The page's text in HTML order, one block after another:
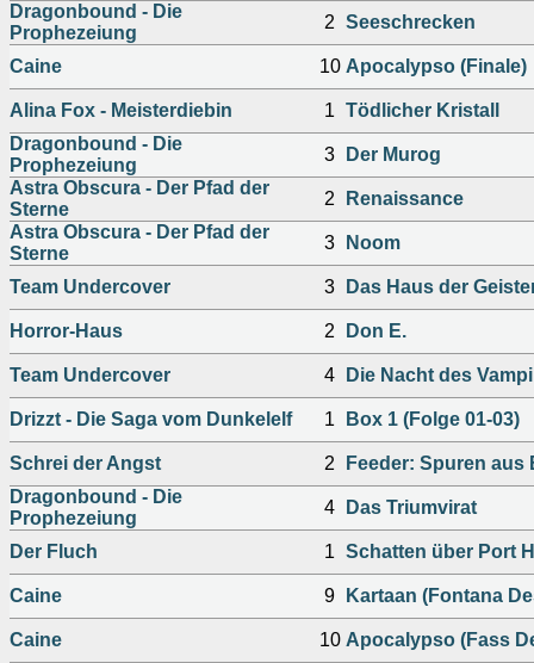
Dragonbound - Die
Prophezeiung
2 Seeschrecken
Caine 10 Apocalypso (Finale)
Alina Fox - Meisterdiebin 1 Tödlicher Kristall
Dragonbound - Die
Prophezeiung
3
Der Murog
Astra Obscura - Der Pfad der
Sterne
2
Renaissance
Astra Obscura - Der Pfad der
Sterne
3 Noom
Team Undercover 3 Das Haus der
Horror-Haus 2 Don E.
Team Undercover 4 Die Nacht des
Drizzt - Die Saga vom Dunkelelf 1 Box 1 (Folge 01-03)
Schrei der Angst 2
Feeder: Spuren aus
Dragonbound - Die
Prophezeiung
4 Das Triumvirat
Der Fluch 1 Schatten über Port
Caine 9 Kartaan (Fontana
Caine 10 Apocalypso (Fass